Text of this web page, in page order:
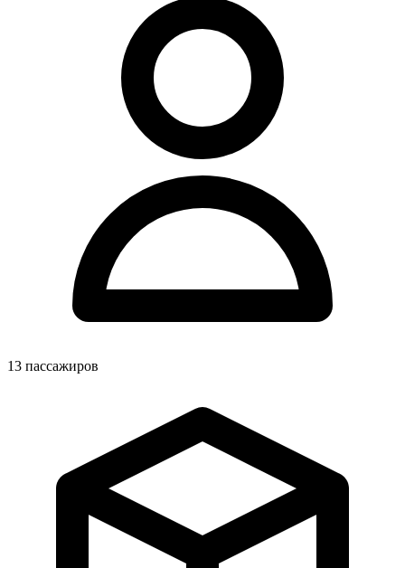
13 пассажиров